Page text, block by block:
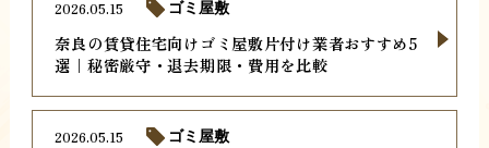
奈良の賃貸住宅向けゴミ屋敷片付け業者おすすめ5
選｜秘密厳守・退去期限・費用を比較
2026.05.15 ゴミ屋敷
2026.05.15 ゴミ屋敷